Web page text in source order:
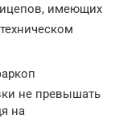
имеющих
не превышать
на